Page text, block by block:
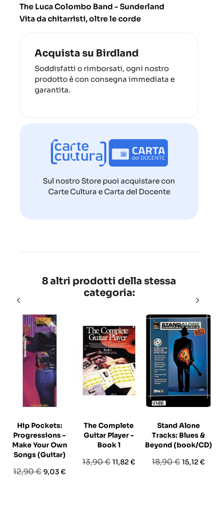
The Luca Colombo Band - Sunderland
Vita da chitarristi, oltre le corde
Acquista su Birdland
Soddisfatti o rimborsati, ogni nostro
prodotto è con consegna immediata e
garantita.
Sul nostro Store puoi acquistare con
Carte Cultura e Carta del Docente
8 altri prodotti della stessa
categoria:
Hip Pockets:
Progressions -
Make Your Own
Songs (Guitar)
Prezzo
12,90 €Prezzo
9,03 €
The Complete
Guitar Player -
Book 1
Prezzo
13,90 €Prezzo
11,82 €
Stand Alone
Tracks: Blues &
Beyond (book/CD)
Prezzo
18,90 € Prezzo
15,12 €